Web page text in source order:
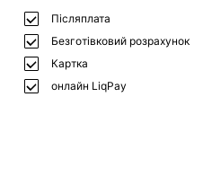
Післяплата
Безготівковий розрахунок
Картка
онлайн LiqPay